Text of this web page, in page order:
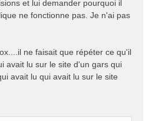
et lui demander pourquoi il
ne fonctionne pas. Je n'ai pas
ne faisait que répéter ce qu'il
avait lu sur le site d'un gars qui
avait lu qui avait lu sur le site